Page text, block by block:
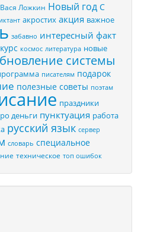
Вася Ложкин Новый год С
акростих акция важное
забавно интересный факт
космос литература новые
системы
писателям подарок
полезные советы поэтам
праздники
деньги пунктуация работа
русский язык сервер
словарь специальное
техническое топ ошибок